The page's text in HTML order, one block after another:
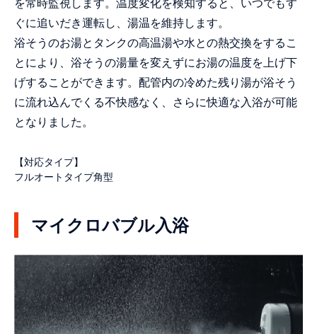
ぐに追いだき運転し、湯温を維持します。
浴そうのお湯とタンクの高温湯や水との熱交換をするこ
とにより、浴そうの湯量を変えずにお湯の温度を上げ下
げすることができます。配管内の冷めた残り湯が浴そう
に流れ込んでくる不快感なく、さらに快適な入浴が可能
となりました。
【対応タイプ】
フルオートタイプ角型
マイクロバブル入浴